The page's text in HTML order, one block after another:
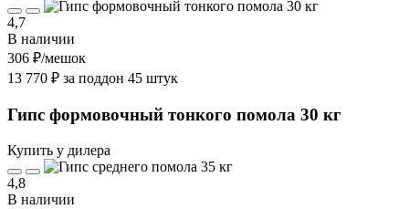
4,7
В наличии
306 ₽/мешок
13 770 ₽ за поддон 45 штук
Гипс формовочный тонкого помола 30 кг
Купить у дилера
4,8
В наличии